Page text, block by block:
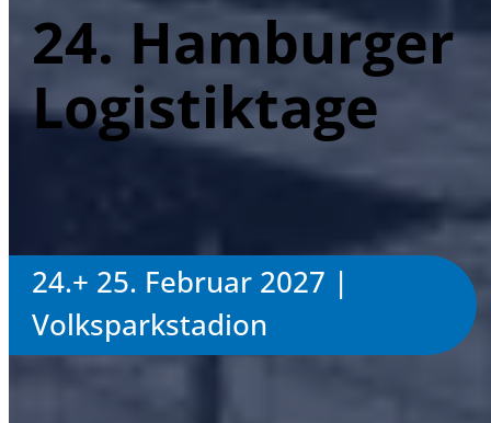
24. Hamburger
Logistiktage
24.+ 25. Februar 2027 |
Volksparkstadion